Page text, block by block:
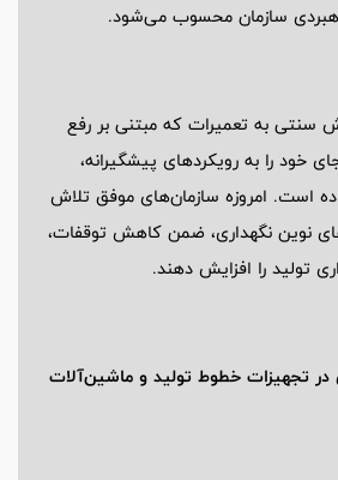
سازمان محسوب می‌شود.
سنتی به تعمیرات که مبتنی بر رفع
خود را به رویکردهای پیشگیرانه،
است. امروزه سازمان‌های موفق تلاش
نوین نگهداری، ضمن کاهش توقفات،
تولید را افزایش دهند.
در تجهیزات خطوط تولید و ماشین‌آلات